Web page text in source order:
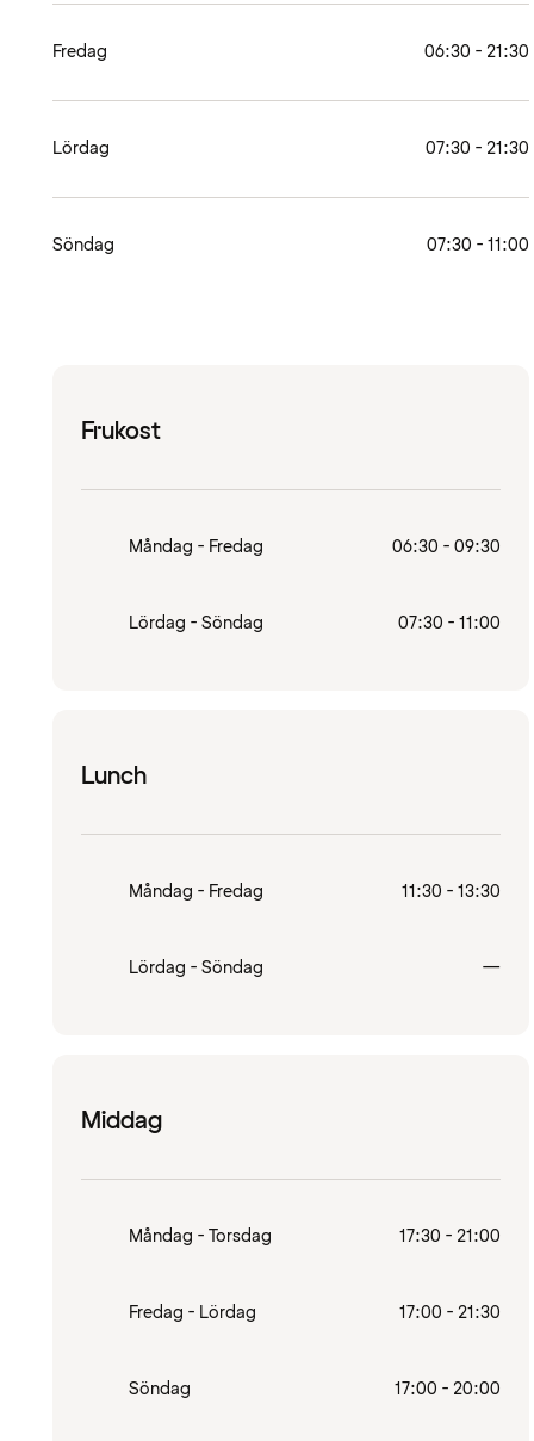
Fredag 06:30 - 21:30
Lördag 07:30 - 21:30
Söndag 07:30 - 11:00
Frukost
Måndag - Fredag 06:30 - 09:30
Lördag - Söndag 07:30 - 11:00
Lunch
Måndag - Fredag 11:30 - 13:30
Lördag - Söndag —
Middag
Måndag - Torsdag 17:30 - 21:00
Fredag - Lördag 17:00 - 21:30
Söndag 17:00 - 20:00